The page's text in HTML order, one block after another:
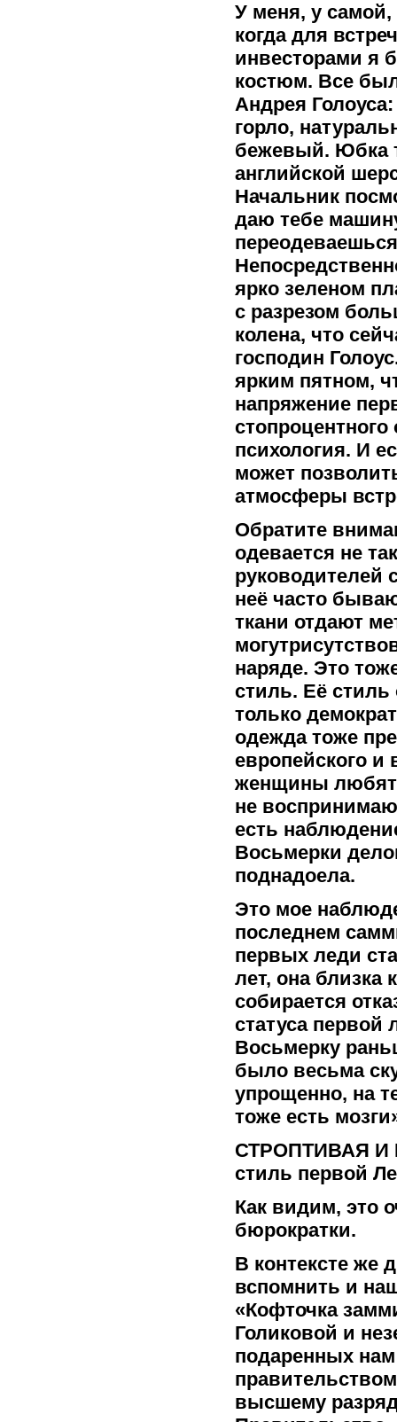
У меня, у
когда для
инвесторами я
костюм. Все
Андрея
горло,
бежевый. Юбка
английской
Начальник
даю тебе
ярко зеленом
с разрезом
колена, что
господин
ярким пятном,
напряжение
психология. И
может
атмосферы
Обратите
одевается не
руководителей
неё часто
ткани отдают
наряде. Это
стиль. Её стиль
только
одежда тоже
европейского и
женщины любят
не
есть
Восьмерки
поднадоела.
Это мое
последнем
первых леди
лет, она близка
собирается
статуса первой
Восьмерку
было весьма
упрощенно, на
тоже есть
СТРОПТИВАЯ И
стиль первой
Как видим, это
бюрократки.
В контексте же
вспомнить и
«Кофточка
Голиковой и
подаренных
высшему